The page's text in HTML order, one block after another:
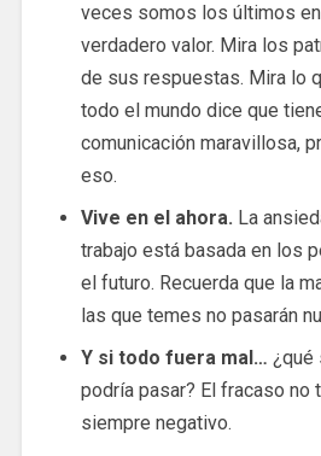
veces somos los últimos
verdadero valor. Mira los
de sus respuestas. Mira lo
todo el mundo dice que
comunicación maravillosa,
eso.
Vive en el ahora. La
trabajo está basada en los
el futuro. Recuerda que la
las que temes no pasarán
Y si todo fuera mal… ¿qué
podría pasar? El fracaso no
siempre negativo.